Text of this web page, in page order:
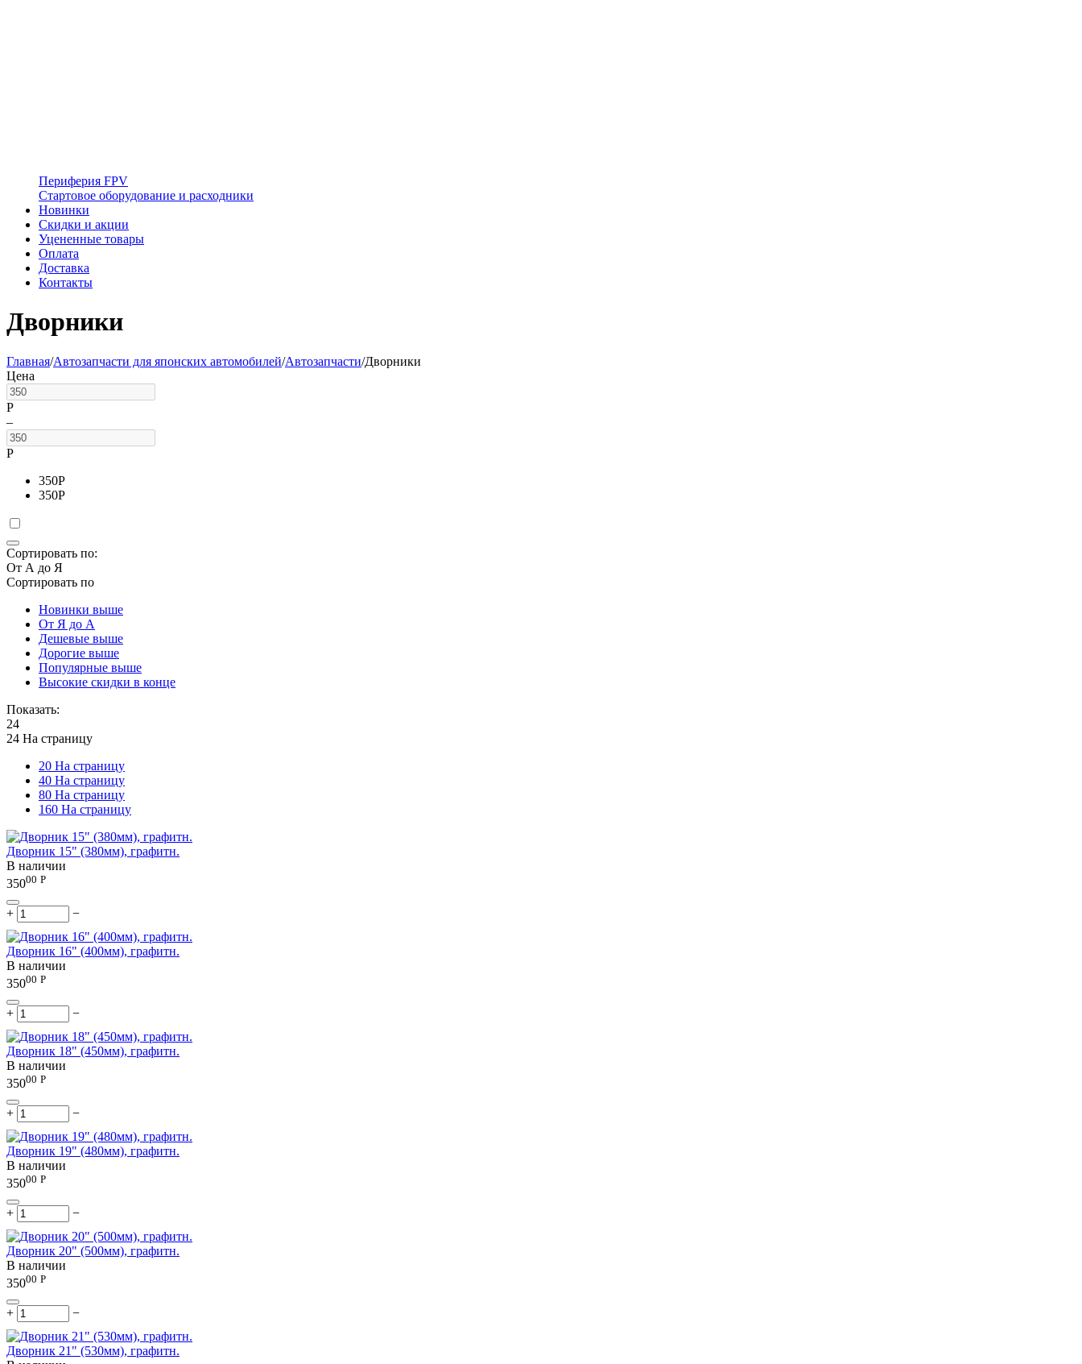
Периферия FPV
Стартовое оборудование и расходники
Новинки
Скидки и акции
Уцененные товары
Оплата
Доставка
Контакты
Дворники
Главная/Автозапчасти для японских автомобилей/Автозапчасти/Дворники
Цена
Р
–
Р
350Р
350Р
Сортировать по:
От А до Я
Сортировать по
Новинки выше
От Я до А
Дешевые выше
Дорогие выше
Популярные выше
Высокие скидки в конце
Показать:
24
24 На страницу
20 На страницу
40 На страницу
80 На страницу
160 На страницу
Дворник 15" (380мм), графитн.
В наличии
35000 Р
+ −
Дворник 16" (400мм), графитн.
В наличии
35000 Р
+ −
Дворник 18" (450мм), графитн.
В наличии
35000 Р
+ −
Дворник 19" (480мм), графитн.
В наличии
35000 Р
+ −
Дворник 20" (500мм), графитн.
В наличии
35000 Р
+ −
Дворник 21" (530мм), графитн.